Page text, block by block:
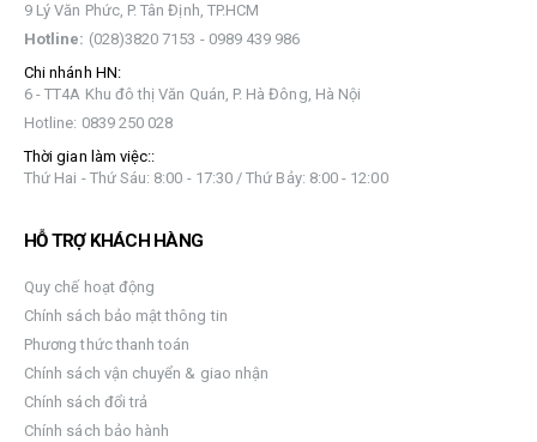
9 Lý Văn Phức, P. Tân Định, TP.HCM
Hotline: (028)3820 7153 - 0989 439 986
Chi nhánh HN:
6 - TT4A Khu đô thị Văn Quán, P. Hà Đông, Hà Nội
Hotline: 0839 250 028
Thời gian làm việc::
Thứ Hai - Thứ Sáu: 8:00 - 17:30 / Thứ Bảy: 8:00 - 12:00
HỖ TRỢ KHÁCH HÀNG
Quy chế hoạt động
Chính sách bảo mật thông tin
Phương thức thanh toán
Chính sách vận chuyển & giao nhận
Chính sách đổi trả
Chính sách bảo hành